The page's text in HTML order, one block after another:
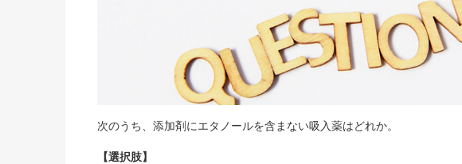
次のうち、添加剤にエタノールを含まない吸入薬はどれか。
【選択肢】